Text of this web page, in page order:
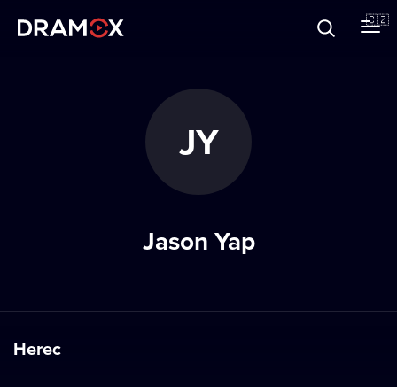
🇨🇿
JY
Jason Yap
Herec